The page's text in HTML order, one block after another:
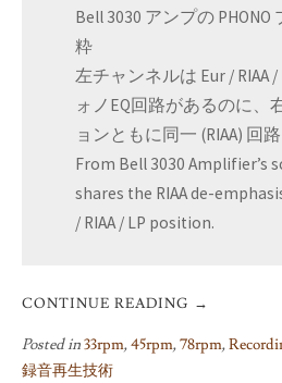
Bell 3030 アンプの
粋
左チャンネルは Eur / RIAA
ォノEQ回路があるのに、
ョンともに同一 (RIAA) 回
From Bell 3030 Amplifier’s
shares the RIAA de-
/ RIAA / LP position.
CONTINUE READING →
Posted in33rpm,45rpm,78rpm,
録音再生技術